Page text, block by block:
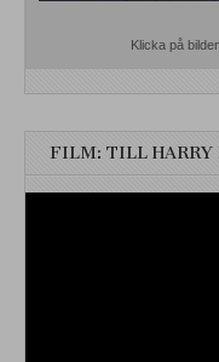
Klicka på
FILM: TILL HARRY